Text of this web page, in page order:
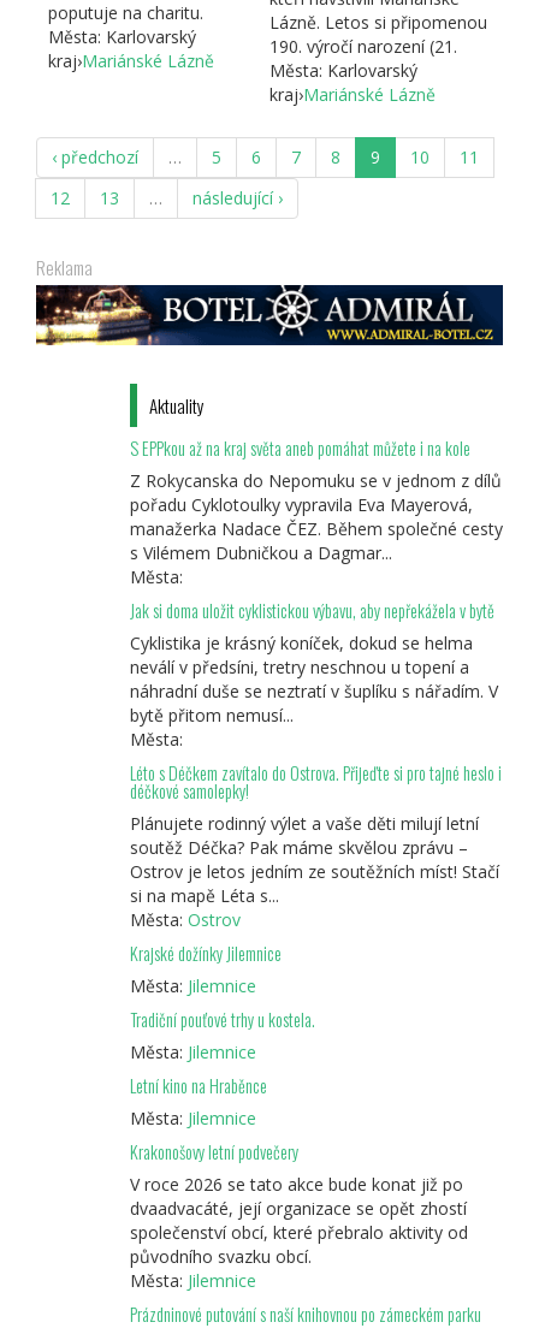
poputuje na charitu.
Města: Karlovarský
kraj›Mariánské Lázně
Lázně. Letos si připomenou
190. výročí narození (21.
Města: Karlovarský
kraj›Mariánské Lázně
‹ předchozí … 5 6 7 8 9 10
11
12
13 … následující ›
Reklama
Aktuality
S EPPkou až na kraj světa aneb pomáhat můžete i na kole
Z Rokycanska do Nepomuku se v jednom z dílů
pořadu Cyklotoulky vypravila Eva Mayerová,
manažerka Nadace ČEZ. Během společné cesty
s Vilémem Dubničkou a Dagmar...
Města:
Jak si doma uložit cyklistickou výbavu, aby nepřekážela v bytě
Cyklistika je krásný koníček, dokud se helma
neválí v předsíni, tretry neschnou u topení a
náhradní duše se neztratí v šuplíku s nářadím. V
bytě přitom nemusí...
Města:
Léto s Déčkem zavítalo do Ostrova. Přijeďte si pro tajné heslo i
déčkové samolepky!
Plánujete rodinný výlet a vaše děti milují letní
soutěž Déčka? Pak máme skvělou zprávu –
Ostrov je letos jedním ze soutěžních míst! Stačí
si na mapě Léta s...
Města: Ostrov
Krajské dožínky Jilemnice
Města: Jilemnice
Tradiční pouťové trhy u kostela.
Města: Jilemnice
Letní kino na Hraběnce
Města: Jilemnice
Krakonošovy letní podvečery
V roce 2026 se tato akce bude konat již po
dvaadvacáté, její organizace se opět zhostí
společenství obcí, které přebralo aktivity od
původního svazku obcí.
Města: Jilemnice
Prázdninové putování s naší knihovnou po zámeckém parku